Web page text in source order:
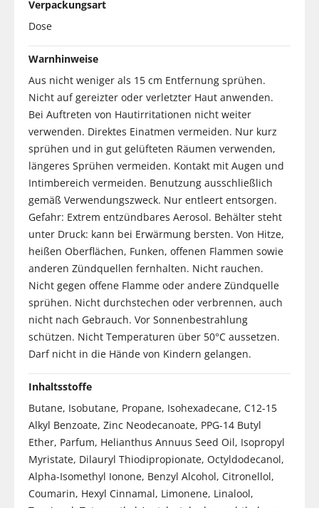
Verpackungsart
Dose
Warnhinweise
Aus nicht weniger als 15 cm Entfernung sprühen.
Nicht auf gereizter oder verletzter Haut anwenden.
Bei Auftreten von Hautirritationen nicht weiter
verwenden. Direktes Einatmen vermeiden. Nur kurz
sprühen und in gut gelüfteten Räumen verwenden,
längeres Sprühen vermeiden. Kontakt mit Augen und
Intimbereich vermeiden. Benutzung ausschließlich
gemäß Verwendungszweck. Nur entleert entsorgen.
Gefahr: Extrem entzündbares Aerosol. Behälter steht
unter Druck: kann bei Erwärmung bersten. Von Hitze,
heißen Oberflächen, Funken, offenen Flammen sowie
anderen Zündquellen fernhalten. Nicht rauchen.
Nicht gegen offene Flamme oder andere Zündquelle
sprühen. Nicht durchstechen oder verbrennen, auch
nicht nach Gebrauch. Vor Sonnenbestrahlung
schützen. Nicht Temperaturen über 50°C aussetzen.
Darf nicht in die Hände von Kindern gelangen.
Inhaltsstoffe
Butane, Isobutane, Propane, Isohexadecane, C12-15
Alkyl Benzoate, Zinc Neodecanoate, PPG-14 Butyl
Ether, Parfum, Helianthus Annuus Seed Oil, Isopropyl
Myristate, Dilauryl Thiodipropionate, Octyldodecanol,
Alpha-Isomethyl Ionone, Benzyl Alcohol, Citronellol,
Coumarin, Hexyl Cinnamal, Limonene, Linalool,